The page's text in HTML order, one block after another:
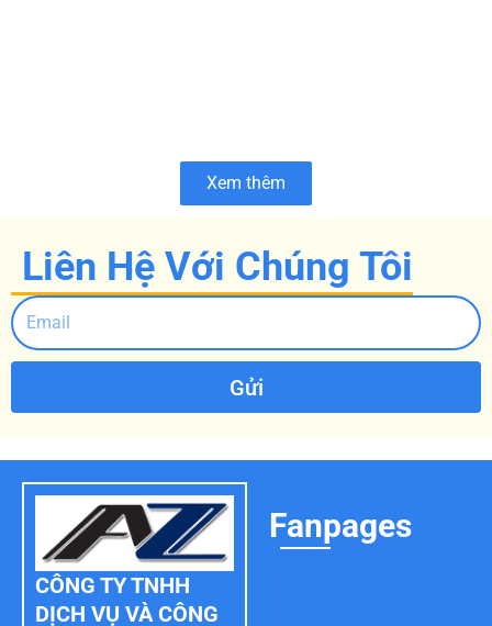
Xem thêm
Liên Hệ Với Chúng Tôi
Gửi
CÔNG TY TNHH
DỊCH VỤ VÀ CÔNG
Fanpages